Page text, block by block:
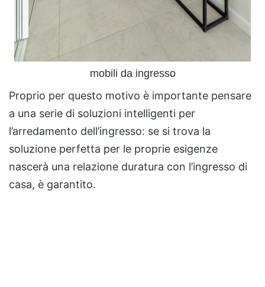
mobili da ingresso
Proprio per questo motivo è importante pensare
a una serie di soluzioni intelligenti per
l’arredamento dell’ingresso: se si trova la
soluzione perfetta per le proprie esigenze
nascerà una relazione duratura con l’ingresso di
casa, è garantito.